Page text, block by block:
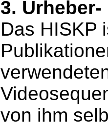
3.
Das HISKP
von ihm